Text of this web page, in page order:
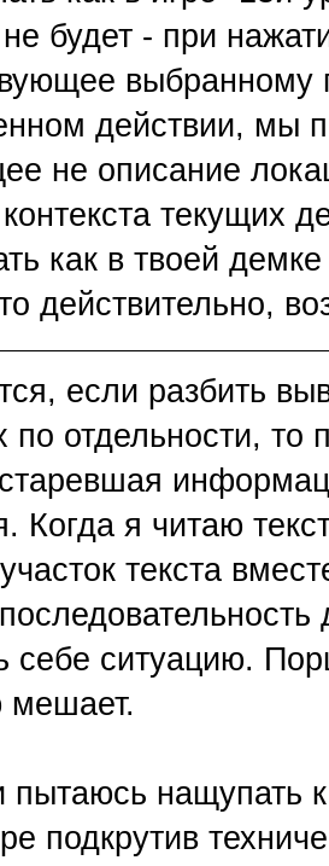
будет - при
действии, мы
не описание
текущих
как в твоей
действительно,
если разбить
по отдельности,
Когда я читаю
текста
себе ситуацию.
мешает.
пытаюсь нащупать
подкрутив